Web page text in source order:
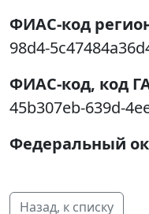
ФИАС-код
98d4-
ФИАС-код, код
45b307eb-639d-
Федеральный
Назад, к списку